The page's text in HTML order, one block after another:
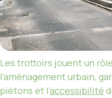
Les trottoirs jouent un
l’aménagement urbain,
piétons et l’accessibilité